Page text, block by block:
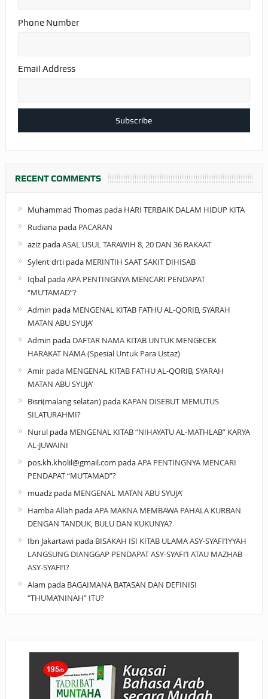
Phone Number
Email Address
RECENT COMMENTS
Muhammad Thomaspada HARI TERBAIK DALAM HIDUP KITA
Rudianapada PACARAN
azizpadaASAL USUL TARAWIH 8, 20 DAN 36 RAKAAT
Sylent drtipada MERINTIH SAAT SAKIT DIHISAB
IqbalpadaAPA PENTINGNYA MENCARI PENDAPAT
“MU’TAMAD”?
Admin pada MENGENAL KITAB FATHU AL-QORIB, SYARAH
MATAN ABU SYUJA’
Admin pada DAFTAR NAMA KITAB UNTUK MENGECEK
HARAKAT NAMA (Spesial Untuk Para Ustaz)
Amirpada MENGENAL KITAB FATHU AL-QORIB, SYARAH
MATAN ABU SYUJA’
Bisri(malang selatan)pada KAPAN DISEBUT MEMUTUS
SILATURAHMI?
Nurulpada MENGENAL KITAB “NIHAYATU AL-MATHLAB” KARYA
AL-JUWAINI
pos.kh.kholil@gmail.com padaAPA PENTINGNYA MENCARI
PENDAPAT “MU’TAMAD”?
muadzpada MENGENAL MATAN ABU SYUJA’
Hamba Allah padaAPA MAKNA MEMBAWA PAHALA KURBAN
DENGAN TANDUK, BULU DAN KUKUNYA?
Ibn Jakartawipada BISAKAH ISI KITAB ULAMA ASY-SYAFI’IYYAH
LANGSUNG DIANGGAP PENDAPAT ASY-SYAFI’I ATAU MAZHAB
ASY-SYAFI’I?
Alam pada BAGAIMANA BATASAN DAN DEFINISI
“THUMA’NINAH” ITU?